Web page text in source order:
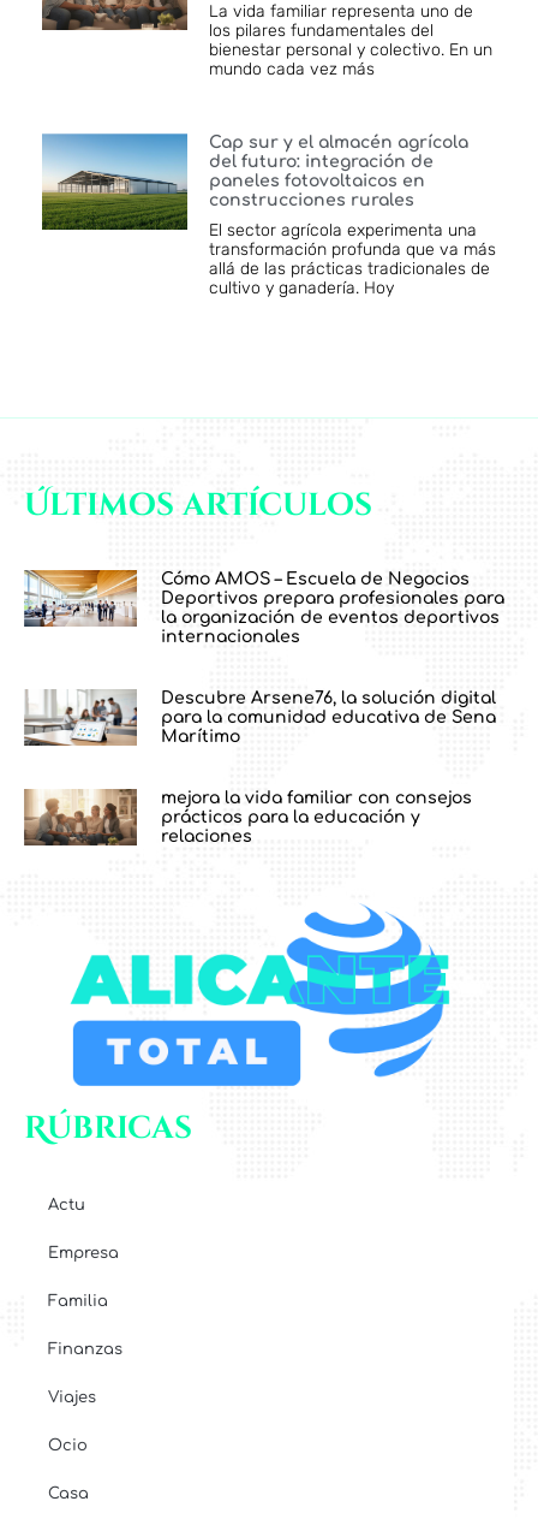
La vida familiar representa uno de
los pilares fundamentales del
bienestar personal y colectivo. En un
mundo cada vez más
Cap sur y el almacén agrícola
del futuro: integración de
paneles fotovoltaicos en
construcciones rurales
El sector agrícola experimenta una
transformación profunda que va más
allá de las prácticas tradicionales de
cultivo y ganadería. Hoy
Últimos artículos
Cómo AMOS – Escuela de Negocios
Deportivos prepara profesionales para
la organización de eventos deportivos
internacionales
Descubre Arsene76, la solución digital
para la comunidad educativa de Sena
Marítimo
mejora la vida familiar con consejos
prácticos para la educación y
relaciones
Rúbricas
Actu
Empresa
Familia
Finanzas
Viajes
Ocio
Casa